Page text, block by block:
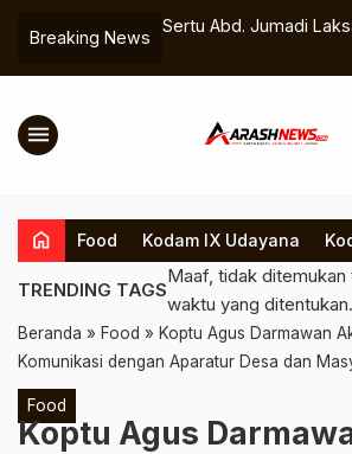
Breaking News
Gangguan
Sertu Abd. Jumadi
Penyeberangan Poto
menu
home Food Kodam IX Udayana
TRENDING TAGS
Maaf, tidak
waktu yang ditentukan.
Beranda » Food » Koptu Agus Darmawan
Komunikasi dengan Aparatur Desa dan
Food
Koptu Agus